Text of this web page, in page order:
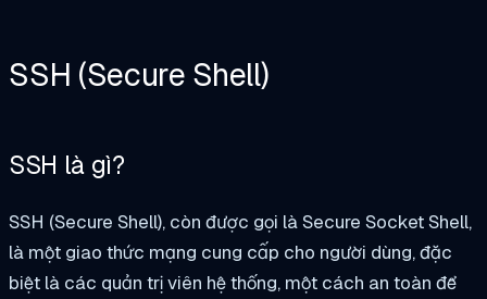
SSH (Secure Shell)
SSH là gì?
SSH (Secure Shell), còn được gọi là Secure Socket Shell,
là một giao thức mạng cung cấp cho người dùng, đặc
biệt là các quản trị viên hệ thống, một cách an toàn để